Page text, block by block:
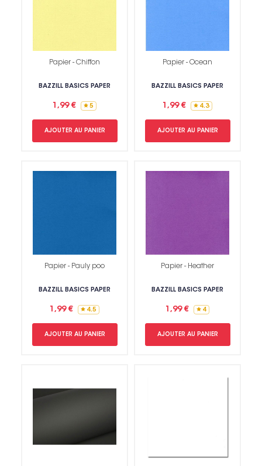
Papier - Chiffon
BAZZILL BASICS PAPER
1,99 € 5
AJOUTER AU PANIER
Papier - Ocean
BAZZILL BASICS PAPER
1,99 € 4.3
AJOUTER AU PANIER
Papier - Pauly poo
BAZZILL BASICS PAPER
1,99 € 4.5
AJOUTER AU PANIER
Papier - Heather
BAZZILL BASICS PAPER
1,99 € 4
AJOUTER AU PANIER